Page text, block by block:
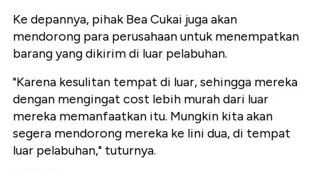
Ke depannya, pihak Bea Cukai juga akan
mendorong para perusahaan untuk menempatkan
barang yang dikirim di luar pelabuhan.
"Karena kesulitan tempat di luar, sehingga mereka
dengan mengingat cost lebih murah dari luar
mereka memanfaatkan itu. Mungkin kita akan
segera mendorong mereka ke lini dua, di tempat
luar pelabuhan," tuturnya.